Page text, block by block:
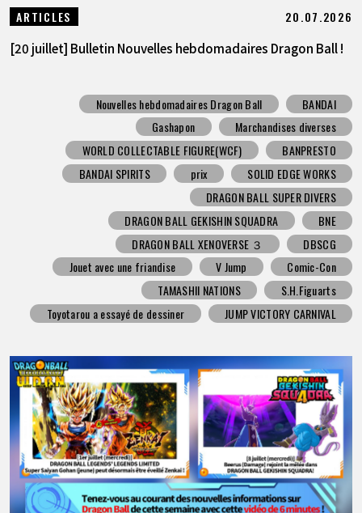
ARTICLES 20.07.2026
[20 juillet] Bulletin Nouvelles hebdomadaires Dragon Ball !
Nouvelles hebdomadaires Dragon Ball
BANDAI
Gashapon
Marchandises diverses
WORLD COLLECTABLE FIGURE(WCF)
BANPRESTO
BANDAI SPIRITS
prix
SOLID EDGE WORKS
DRAGON BALL SUPER DIVERS
DRAGON BALL GEKISHIN SQUADRA
BNE
DRAGON BALL XENOVERSE ３
DBSCG
Jouet avec une friandise
V Jump
Comic-Con
TAMASHII NATIONS
S.H.Figuarts
Toyotarou a essayé de dessiner
JUMP VICTORY CARNIVAL